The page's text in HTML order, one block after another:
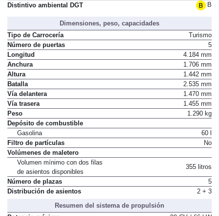
Distintivo ambiental DGT
B
Dimensiones, peso, capacidades
Tipo de Carrocería
Turismo
Número de puertas
5
Longitud
4.184 mm
Anchura
1.706 mm
Altura
1.442 mm
Batalla
2.535 mm
Vía delantera
1.470 mm
Vía trasera
1.455 mm
Peso
1.290 kg
Depósito de combustible
Gasolina
60 l
Filtro de partículas
No
Volúmenes de maletero
Volumen mínimo con dos filas
de asientos disponibles
355 litros
Número de plazas
5
Distribución de asientos
2 + 3
Resumen del sistema de propulsión